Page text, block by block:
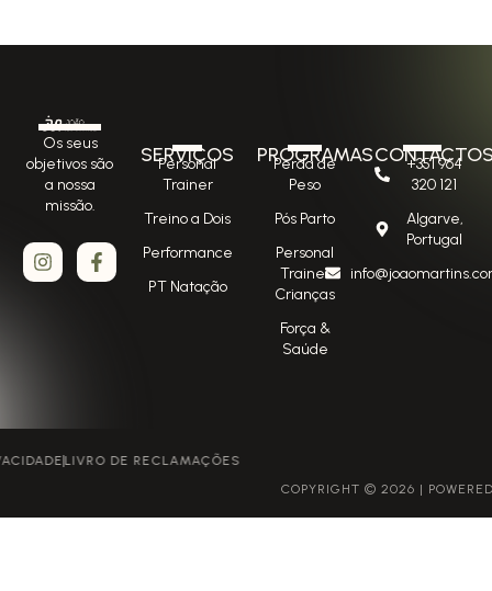
Os seus
objetivos são
a nossa
missão.
SERVIÇOS
Personal
Trainer
Treino a Dois
Performance
PT Natação
PROGRAMAS
Perda de
Peso
Pós Parto
Personal
Trainer
Crianças
Força &
Saúde
+351 964
320 121
Algarve,
Portugal
POLÍTICA DE PRIVACIDADELIVRO DE RECLAMAÇÕES
COPYRIGHT © 2026 | POWERED BY GROWME